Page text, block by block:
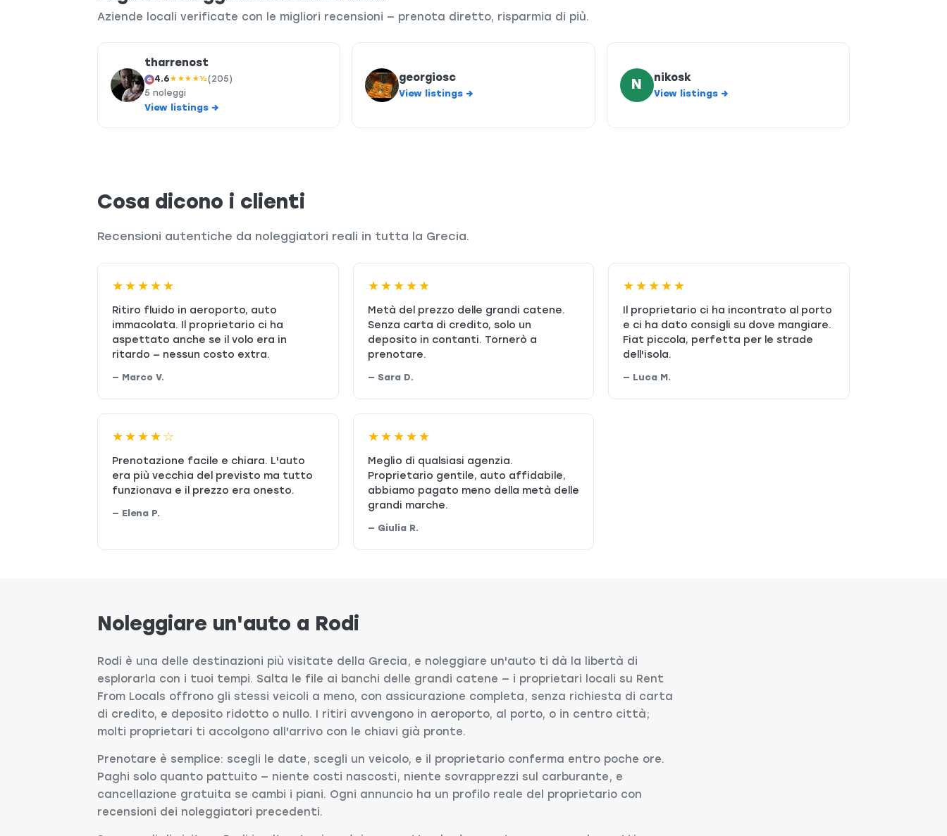
Aziende locali verificate con le migliori recensioni — prenota diretto, risparmia di più.
tharrenost
G 4.6★★★★½(205)
5 noleggi
View listings →
georgiosc
View listings →
N
nikosk
View listings →
Cosa dicono i clienti
Recensioni autentiche da noleggiatori reali in tutta la Grecia.
★★★★★
Ritiro fluido in aeroporto, auto
immacolata. Il proprietario ci ha
aspettato anche se il volo era in
ritardo — nessun costo extra.
— Marco V.
★★★★★
Metà del prezzo delle grandi catene.
Senza carta di credito, solo un
deposito in contanti. Tornerò a
prenotare.
— Sara D.
★★★★★
Il proprietario ci ha incontrato al porto
e ci ha dato consigli su dove mangiare.
Fiat piccola, perfetta per le strade
dell'isola.
— Luca M.
★★★★☆
Prenotazione facile e chiara. L'auto
era più vecchia del previsto ma tutto
funzionava e il prezzo era onesto.
— Elena P.
★★★★★
Meglio di qualsiasi agenzia.
Proprietario gentile, auto affidabile,
abbiamo pagato meno della metà delle
grandi marche.
— Giulia R.
Noleggiare un'auto a Rodi
Rodi è una delle destinazioni più visitate della Grecia, e noleggiare un'auto ti dà la libertà di
esplorarla con i tuoi tempi. Salta le file ai banchi delle grandi catene — i proprietari locali su Rent
From Locals offrono gli stessi veicoli a meno, con assicurazione completa, senza richiesta di carta
di credito, e deposito ridotto o nullo. I ritiri avvengono in aeroporto, al porto, o in centro città;
molti proprietari ti accolgono all'arrivo con le chiavi già pronte.
Prenotare è semplice: scegli le date, scegli un veicolo, e il proprietario conferma entro poche ore.
Paghi solo quanto pattuito — niente costi nascosti, niente sovrapprezzi sul carburante, e
cancellazione gratuita se cambi i piani. Ogni annuncio ha un profilo reale del proprietario con
recensioni dei noleggiatori precedenti.